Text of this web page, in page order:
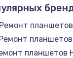
Ремонт
1150 руб.
Заказать
Ремонт
планшетов